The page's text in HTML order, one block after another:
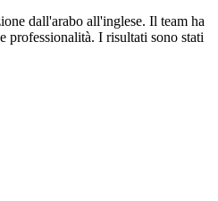
dall'arabo all'inglese. Il team ha
professionalità. I risultati sono stati